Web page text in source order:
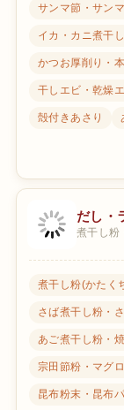
サンマ節・サン
イカ・カニ煮干し
かつお厚削り・
干しエビ・乾燥
殻付きあさり
だし・
煮干し粉
煮干し粉(かたく
さば煮干し粉・
あご煮干し粉・
宗田節粉・マグ
昆布粉末・昆布